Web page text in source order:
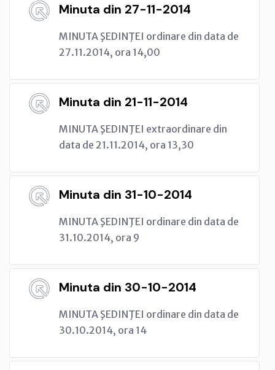
Minuta din 27-11-2014
MINUTA ŞEDINŢEI ordinare din data de
27.11.2014, ora 14,00
Minuta din 21-11-2014
MINUTA ŞEDINŢEI extraordinare din
data de 21.11.2014, ora 13,30
Minuta din 31-10-2014
MINUTA ŞEDINŢEI ordinare din data de
31.10.2014, ora 9
Minuta din 30-10-2014
MINUTA ŞEDINŢEI ordinare din data de
30.10.2014, ora 14